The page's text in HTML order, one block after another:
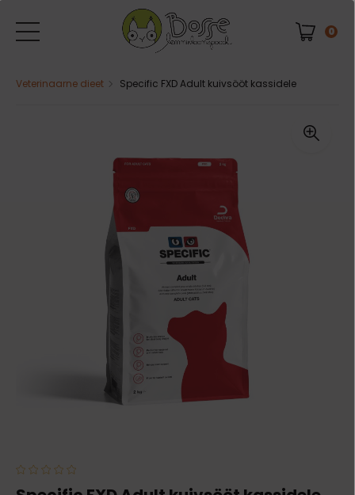
0
Veterinaarne dieet Specific FXD Adult kuivsööt kassidele